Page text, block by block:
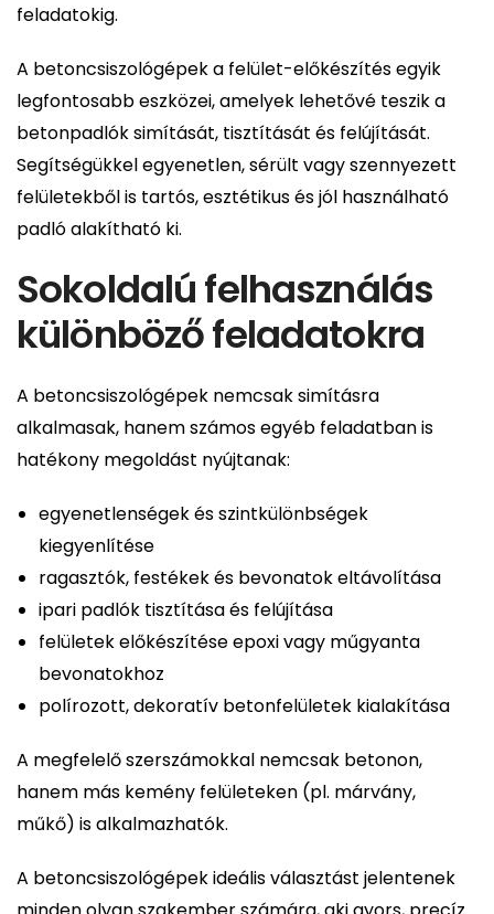
feladatokig.
A betoncsiszológépek a felület-előkészítés egyik
legfontosabb eszközei, amelyek lehetővé teszik a
betonpadlók simítását, tisztítását és felújítását.
Segítségükkel egyenetlen, sérült vagy szennyezett
felületekből is tartós, esztétikus és jól használható
padló alakítható ki.
Sokoldalú felhasználás
különböző feladatokra
A betoncsiszológépek nemcsak simításra
alkalmasak, hanem számos egyéb feladatban is
hatékony megoldást nyújtanak:
egyenetlenségek és szintkülönbségek
kiegyenlítése
ragasztók, festékek és bevonatok eltávolítása
ipari padlók tisztítása és felújítása
felületek előkészítése epoxi vagy műgyanta
bevonatokhoz
polírozott, dekoratív betonfelületek kialakítása
A megfelelő szerszámokkal nemcsak betonon,
hanem más kemény felületeken (pl. márvány,
műkő) is alkalmazhatók.
A betoncsiszológépek ideális választást jelentenek